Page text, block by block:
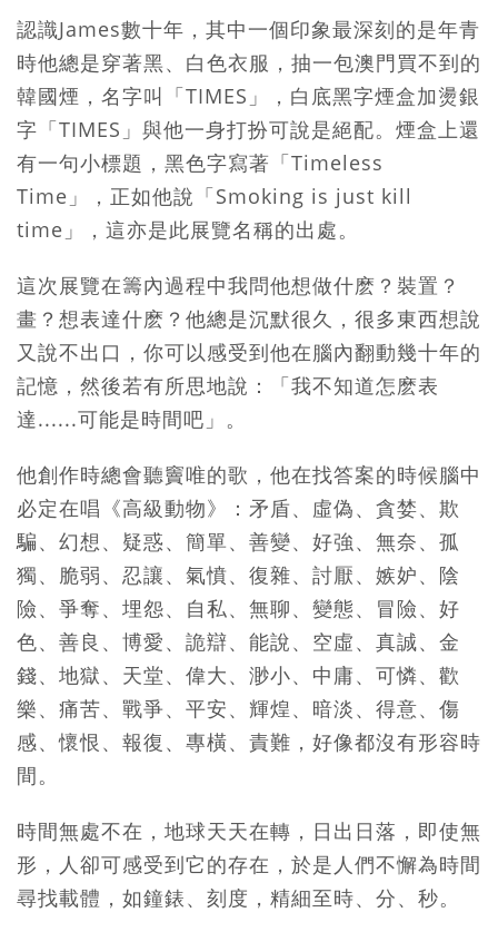
認識James數十年，其中一個印象最深刻的是年青
時他總是穿著黑、白色衣服，抽一包澳門買不到的
韓國煙，名字叫「TIMES」，白底黑字煙盒加燙銀
字「TIMES」與他一身打扮可說是絕配。煙盒上還
有一句小標題，黑色字寫著「Timeless
Time」，正如他說「Smoking is just kill
time」，這亦是此展覽名稱的出處。
這次展覽在籌內過程中我問他想做什麽？裝置？
畫？想表達什麽？他總是沉默很久，很多東西想說
又說不出口，你可以感受到他在腦內翻動幾十年的
記憶，然後若有所思地說：「我不知道怎麽表
達......可能是時間吧」。
他創作時總會聽竇唯的歌，他在找答案的時候腦中
必定在唱《高級動物》：矛盾、虛偽、貪婪、欺
騙、幻想、疑惑、簡單、善變、好強、無奈、孤
獨、脆弱、忍讓、氣憤、復雜、討厭、嫉妒、陰
險、爭奪、埋怨、自私、無聊、變態、冒險、好
色、善良、博愛、詭辯、能說、空虛、真誠、金
錢、地獄、天堂、偉大、渺小、中庸、可憐、歡
樂、痛苦、戰爭、平安、輝煌、暗淡、得意、傷
感、懷恨、報復、專橫、責難，好像都沒有形容時
間。
時間無處不在，地球天天在轉，日出日落，即使無
形，人卻可感受到它的存在，於是人們不懈為時間
尋找載體，如鐘錶、刻度，精細至時、分、秒。